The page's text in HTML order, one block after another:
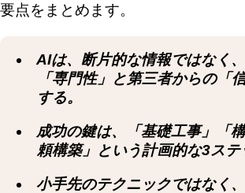
要点をまとめます。
AIは、断片的な情報ではなく
「専門性」と第三者からの「
する。
成功の鍵は、「基礎工事」「
頼構築」という計画的な3ステ
小手先のテクニックではなく